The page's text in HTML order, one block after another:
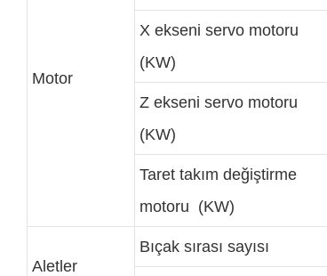
Motor
X ekseni servo motoru
(KW)
Z ekseni servo motoru
(KW)
Taret takım değiştirme
motoru (KW)
Aletler
Bıçak sırası sayısı